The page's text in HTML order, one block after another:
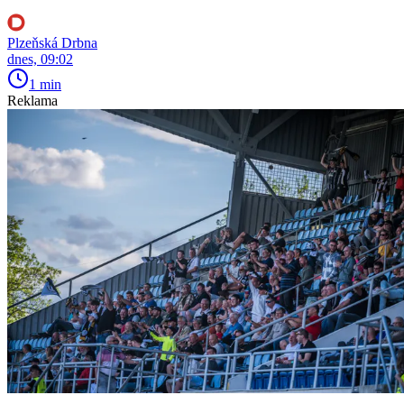
Plzeňská Drbna
dnes, 09:02
1 min
Reklama